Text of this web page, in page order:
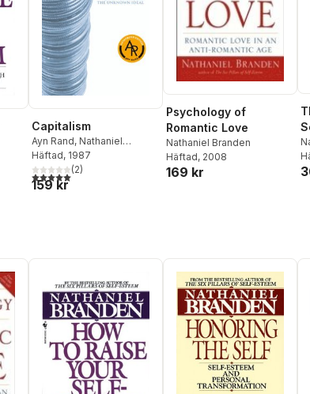
Capitalism
Ayn Rand, Nathaniel
Branden,Alan Greenspan
Robert Hessen
Häftad, 1987
5,0utav 5 stjärnor. Totalt antal röster:
(2)
159 kr
Psychology of
Romantic Love
Nathaniel Branden
Häftad, 2008
169 kr